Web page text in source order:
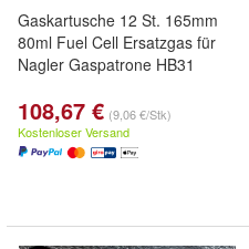
Gaskartusche 12 St. 165mm
80ml Fuel Cell Ersatzgas für
Nagler Gaspatrone HB31
108,67 € (9,06 €/Stk)
Kostenloser Versand